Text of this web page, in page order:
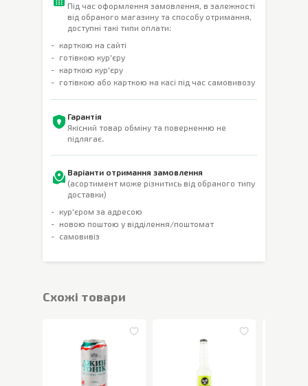
Під час оформлення замовлення, в залежності
від обраного магазину та способу отримання,
доступні такі типи оплати:
карткою на сайті
готівкою кур'єру
карткою кур'єру
готівкою або карткою на касі під час самовивозу
Гарантія
Якісний товар обміну та поверненню не
підлягає.
Варіанти отримання замовлення
(асортимент може різнитись від обраного типу
доставки)
кур'єром за адресою
новою поштою у відділення/поштомат
самовивіз
Cхожі товари